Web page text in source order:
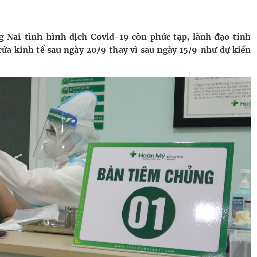
thuốc
nhiệt độ cao nhất 35 độ
ra đột qụy
Nai tình hình dịch Covid-19 còn phức tạp, lãnh đạo tỉnh
kinh tế sau ngày 20/9 thay vì sau ngày 15/9 như dự kiến